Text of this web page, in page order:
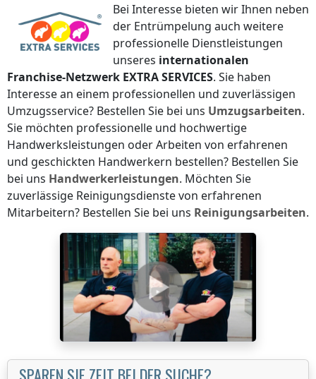
Bei Interesse bieten wir Ihnen neben
der Entrümpelung auch weitere
professionelle Dienstleistungen
unseres internationalen
Franchise-Netzwerk EXTRA SERVICES. Sie haben
Interesse an einem professionellen und zuverlässigen
Umzugsservice? Bestellen Sie bei uns Umzugsarbeiten.
Sie möchten professionelle und hochwertige
Handwerksleistungen oder Arbeiten von erfahrenen
und geschickten Handwerkern bestellen? Bestellen Sie
bei uns Handwerkerleistungen. Möchten Sie
zuverlässige Reinigungsdienste von erfahrenen
Mitarbeitern? Bestellen Sie bei uns Reinigungsarbeiten.
SPAREN SIE ZEIT BEI DER SUCHE?